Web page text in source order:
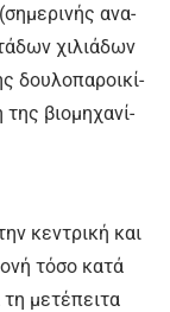
α­να­
χι­λιά­δων
δου­λο­πα­ροι­κί­
βιο­μη­χα­νί­
κε­ντρι­κή και
τό­σο κα­τά
με­τέ­πει­τα